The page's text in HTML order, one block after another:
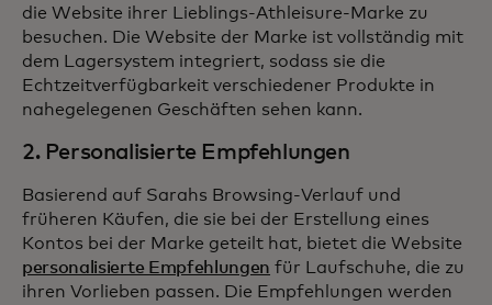
die Website ihrer Lieblings-Athleisure-Marke zu
besuchen. Die Website der Marke ist vollständig mit
dem Lagersystem integriert, sodass sie die
Echtzeitverfügbarkeit verschiedener Produkte in
nahegelegenen Geschäften sehen kann.
2. Personalisierte Empfehlungen
Basierend auf Sarahs Browsing-Verlauf und
früheren Käufen, die sie bei der Erstellung eines
Kontos bei der Marke geteilt hat, bietet die Website
personalisierte Empfehlungen für Laufschuhe, die zu
ihren Vorlieben passen. Die Empfehlungen werden